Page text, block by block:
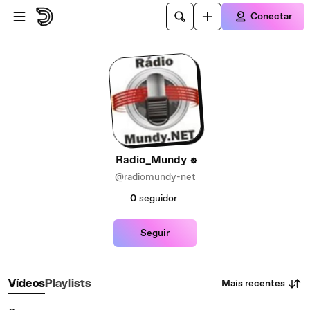
Ir para o conteúdo principal
Conectar
Radio_Mundy
@radiomundy-net
0 seguidor
Seguir
VídeosPlaylists Mais recentes